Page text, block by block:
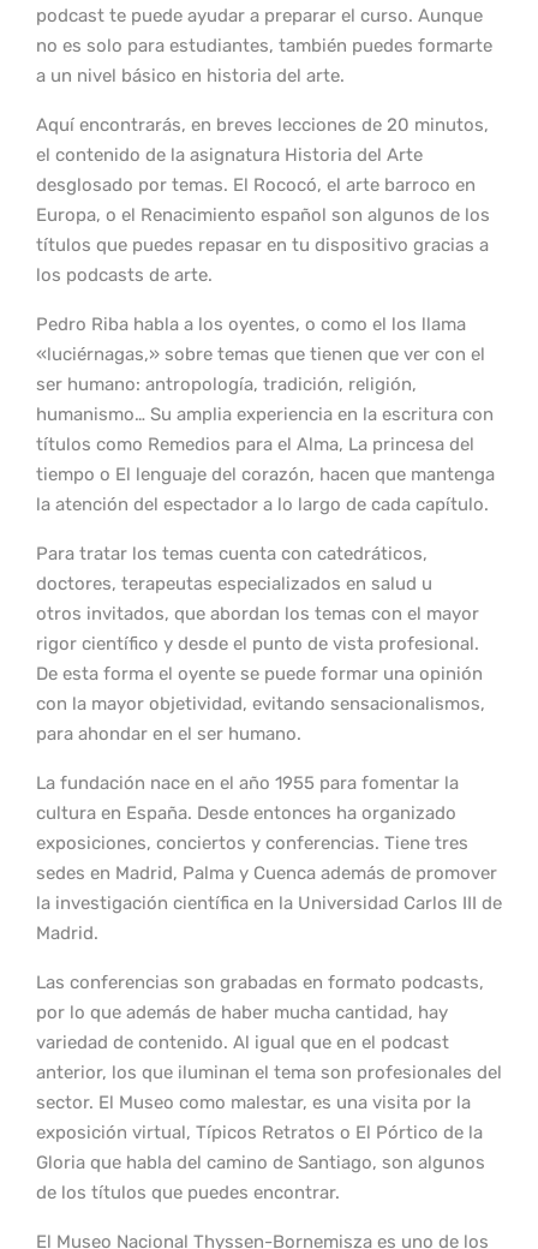
podcast te puede ayudar a preparar el curso. Aunque
no es solo para estudiantes, también puedes formarte
a un nivel básico en historia del arte.
Aquí encontrarás, en breves lecciones de 20 minutos,
el contenido de la asignatura Historia del Arte
desglosado por temas. El Rococó, el arte barroco en
Europa, o el Renacimiento español son algunos de los
títulos que puedes repasar en tu dispositivo gracias a
los podcasts de arte.
Pedro Riba habla a los oyentes, o como el los llama
«luciérnagas,» sobre temas que tienen que ver con el
ser humano: antropología, tradición, religión,
humanismo… Su amplia experiencia en la escritura con
títulos como Remedios para el Alma, La princesa del
tiempo o El lenguaje del corazón, hacen que mantenga
la atención del espectador a lo largo de cada capítulo.
Para tratar los temas cuenta con catedráticos,
doctores, terapeutas especializados en salud u
otros invitados, que abordan los temas con el mayor
rigor científico y desde el punto de vista profesional.
De esta forma el oyente se puede formar una opinión
con la mayor objetividad, evitando sensacionalismos,
para ahondar en el ser humano.
La fundación nace en el año 1955 para fomentar la
cultura en España. Desde entonces ha organizado
exposiciones, conciertos y conferencias. Tiene tres
sedes en Madrid, Palma y Cuenca además de promover
la investigación científica en la Universidad Carlos III de
Madrid.
Las conferencias son grabadas en formato podcasts,
por lo que además de haber mucha cantidad, hay
variedad de contenido. Al igual que en el podcast
anterior, los que iluminan el tema son profesionales del
sector. El Museo como malestar, es una visita por la
exposición virtual, Típicos Retratos o El Pórtico de la
Gloria que habla del camino de Santiago, son algunos
de los títulos que puedes encontrar.
El Museo Nacional Thyssen-Bornemisza es uno de los